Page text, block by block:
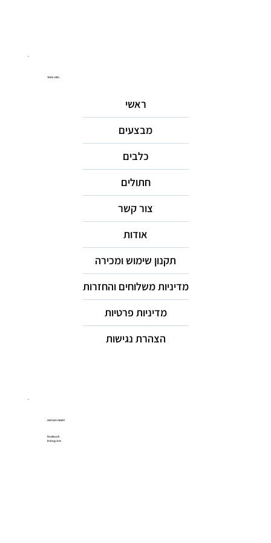
ניווט באתר
ראשי
מבצעים
כלבים
חתולים
צור קשר
אודות
תקנון שימוש ומכירה
מדיניות משלוחים והחזרות
מדיניות פרטיות
הצהרת נגישות
רשתות חברתיות
Facebook
Instagram